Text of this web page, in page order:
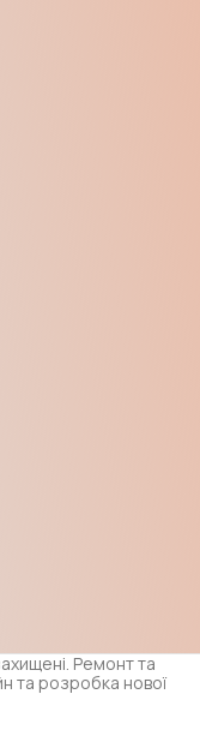
Ремонт та
та розробка нової